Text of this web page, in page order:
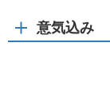
意気込み